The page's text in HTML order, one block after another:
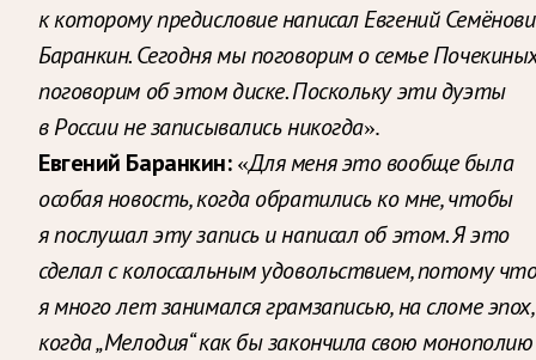
к которому предисловие написал Евгений
Баранкин. Сегодня мы поговорим о семье
поговорим об этом диске. Поскольку эти дуэты
в России не записывались никогда».
Евгений Баранкин:«Для меня это вообще была
особая новость, когда обратились ко мне, чтобы
я послушал эту запись и написал об этом. Я это
сделал с колоссальным удовольствием, потому
я много лет занимался грамзаписью, на сломе эпох,
когда „Мелодия“ как бы закончила свою монополию